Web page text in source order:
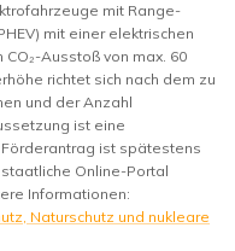
mit Range-
mit einer elektrischen
Ausstoß von max. 60
richtet sich nach dem zu
und der Anzahl
ist eine
ist spätestens
Online-Portal
Informationen:
Naturschutz und nukleare